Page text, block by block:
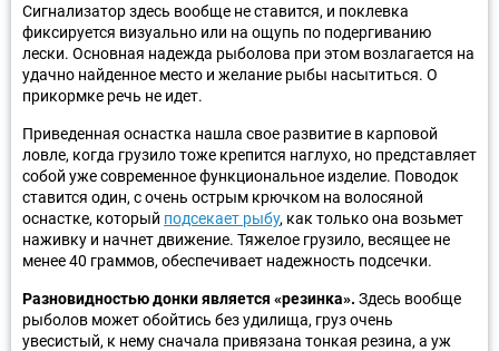
Сигнализатор здесь вообще не ставится, и поклевка
фиксируется визуально или на ощупь по подергиванию
лески. Основная надежда рыболова при этом возлагается на
удачно найденное место и желание рыбы насытиться. О
прикормке речь не идет.
Приведенная оснастка нашла свое развитие в карповой
ловле, когда грузило тоже крепится наглухо, но представляет
собой уже современное функциональное изделие. Поводок
ставится один, с очень острым крючком на волосяной
оснастке, который подсекает рыбу, как только она возьмет
наживку и начнет движение. Тяжелое грузило, весящее не
менее 40 граммов, обеспечивает надежность подсечки.
Разновидностью донки является «резинка». Здесь вообще
рыболов может обойтись без удилища, груз очень
увесистый, к нему сначала привязана тонкая резина, а уж